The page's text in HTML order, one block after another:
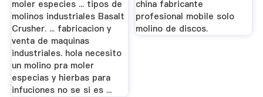
moler especies ... tipos de
molinos industriales Basalt
Crusher. ... fabricacion y
venta de maquinas
industriales. hola necesito
un molino pra moler
especias y hierbas para
infuciones no se si es ...
china fabricante
profesional mobile solo
molino de discos.